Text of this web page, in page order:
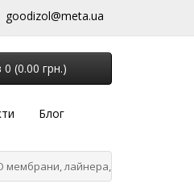
goodizol@meta.ua
0 (0.00 грн.)
Блог
лайнера, тенту